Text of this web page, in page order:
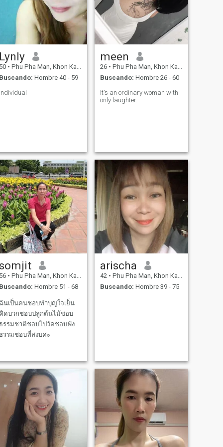
• Phu Pha Man, Khon Kaen, Tailandia
Hombre 40 - 59
meen
26 • Phu Pha Man, Khon Kaen, Tailandia
Buscando: Hombre 26 - 60
It's an ordinary woman with
only laughter.
• Phu Pha Man, Khon Kaen, Tailandia
Hombre 51 - 68
นเป็นคนชอบทำบุญใจเย็น
ดบวกชอบปลูกต้นไม้ชอบ
รรมชาติชอบไปวัดชอบฟัง
รรมชอบที่สงบค่ะ
arischa
42 • Phu Pha Man, Khon Kaen, Tailandia
Buscando: Hombre 39 - 75